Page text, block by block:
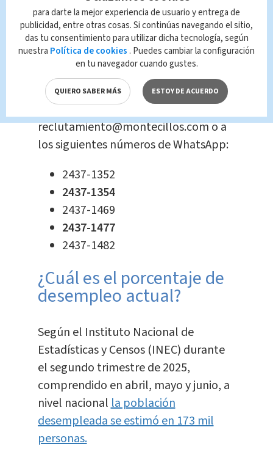
Disponibilidad del médico de la
empresa
Capacitaciones y crecimiento
profesional
Si está interesado (a), puede enviar su
curriculum al correo:
reclutamiento@montecillos.com o a
los siguientes números de WhatsApp:
2437-1352
2437-1354
2437-1469
2437-1477
2437-1482
¿Cuál es el porcentaje de
desempleo actual?
Según el Instituto Nacional de
Estadísticas y Censos (INEC) durante
el segundo trimestre de 2025,
comprendido en abril, mayo y junio, a
nivel nacionalla población
desempleada se estimó en 173 mil
personas.
para darte la mejor experiencia de usuario y entrega de
publicidad, entre otras cosas. Si continúas navegando el sitio,
das tu consentimiento para utilizar dicha tecnología, según
nuestra Política de cookies . Puedes cambiar la configuración
en tu navegador cuando gustes.
QUIERO SABER MÁS ESTOY DE ACUERDO